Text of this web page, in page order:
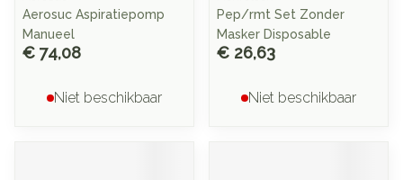
Aerosuc Aspiratiepomp
Manueel
€ 74,08
Niet beschikbaar
Pep/rmt Set Zonder
Masker Disposable
€ 26,63
Niet beschikbaar